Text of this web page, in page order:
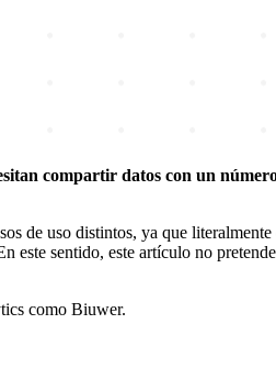
compartir datos con un
de uso distintos, ya que literalmente
este sentido, este artículo no
como Biuwer.